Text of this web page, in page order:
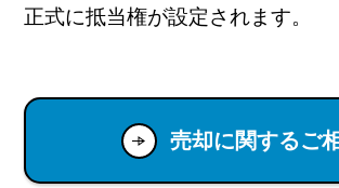
正式に抵当権が設定されます。
売却に関するご